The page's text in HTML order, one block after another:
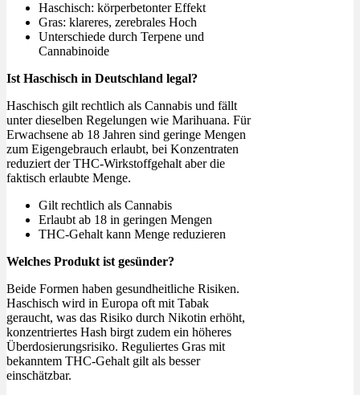
Haschisch: körperbetonter Effekt
Gras: klareres, zerebrales Hoch
Unterschiede durch Terpene und
Cannabinoide
Ist Haschisch in Deutschland legal?
Haschisch gilt rechtlich als Cannabis und fällt
unter dieselben Regelungen wie Marihuana. Für
Erwachsene ab 18 Jahren sind geringe Mengen
zum Eigengebrauch erlaubt, bei Konzentraten
reduziert der THC-Wirkstoffgehalt aber die
faktisch erlaubte Menge.
Gilt rechtlich als Cannabis
Erlaubt ab 18 in geringen Mengen
THC-Gehalt kann Menge reduzieren
Welches Produkt ist gesünder?
Beide Formen haben gesundheitliche Risiken.
Haschisch wird in Europa oft mit Tabak
geraucht, was das Risiko durch Nikotin erhöht,
konzentriertes Hash birgt zudem ein höheres
Überdosierungsrisiko. Reguliertes Gras mit
bekanntem THC-Gehalt gilt als besser
einschätzbar.